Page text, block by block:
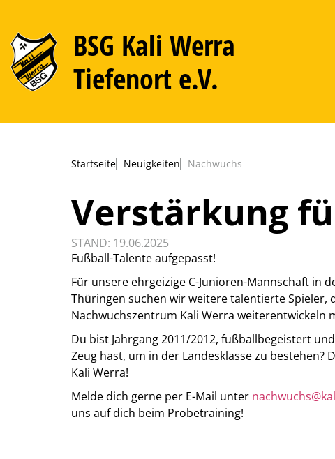
BSG Kali Werra
Tiefenort e.V.
Startseite Neuigkeiten Nachwuchs
Verstärkung
STAND: 19.06.2025
Fußball-Talente aufgepasst!
Für unsere ehrgeizige C-Junioren-Mannschaft in
Thüringen suchen wir weitere talentierte Spieler,
Nachwuchszentrum Kali Werra weiterentwickeln
Du bist Jahrgang 2011/2012, fußballbegeistert
Zeug hast, um in der Landesklasse zu bestehen?
Kali Werra!
Melde dich gerne per E-Mail unter
uns auf dich beim Probetraining!